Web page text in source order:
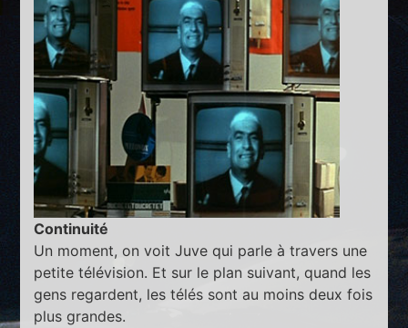
Continuité
Un moment, on voit Juve qui parle à travers une
petite télévision. Et sur le plan suivant, quand les
gens regardent, les télés sont au moins deux fois
plus grandes.